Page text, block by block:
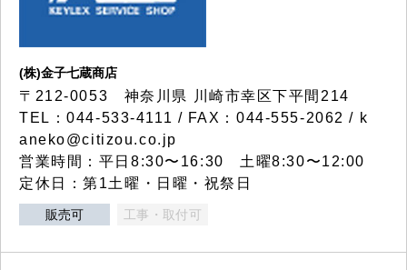
(株)金子七蔵商店
〒212-0053 神奈川県 川崎市幸区下平間214
TEL：044-533-4111 / FAX：044-555-2062 / k
aneko@citizou.co.jp
営業時間：平日8:30〜16:30 土曜8:30〜12:00
定休日：第1土曜・日曜・祝祭日
販売可 工事・取付可